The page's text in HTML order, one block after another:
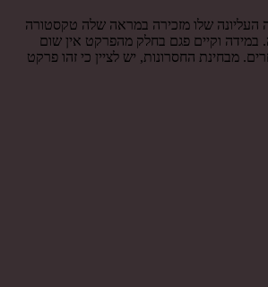
העליונה שלו מזכירה במראה שלה טקסטורה
במידה וקיים פגם בחלק מהפרקט אין שום
מבחינת החסרונות, יש לציין כי זהו פרקט